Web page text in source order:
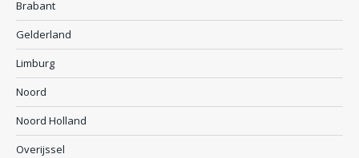
Brabant
Gelderland
Limburg
Noord
Noord Holland
Overijssel